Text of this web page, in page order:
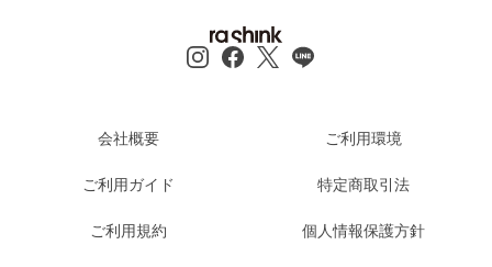
会社概要
ご利用ガイド
ご利用規約
ご利用環境
特定商取引法
個人情報保護方針